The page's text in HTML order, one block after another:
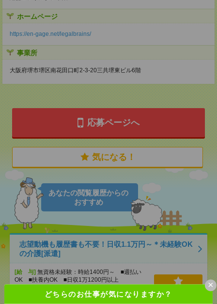
どちらのお仕事が気になりますか？
×
ホームページ
https://en-gage.net/legalbrains/
事業所
大阪府堺市堺区南花田口町2-3-20三共堺東ビル6階
応募ページへ
気になる！
あなたの閲覧履歴からの
おすすめ
志望動機も履歴書も不要！日収1.1万円～＊未経験OK
の介護[派遣]
[給 与] 無資格未経験：時給1400円～ ■週払い
OK ■扶養内OK ■日収1万1200円以上
交通費全額支給
天王寺駅 大阪上本町駅 / …
気になる！